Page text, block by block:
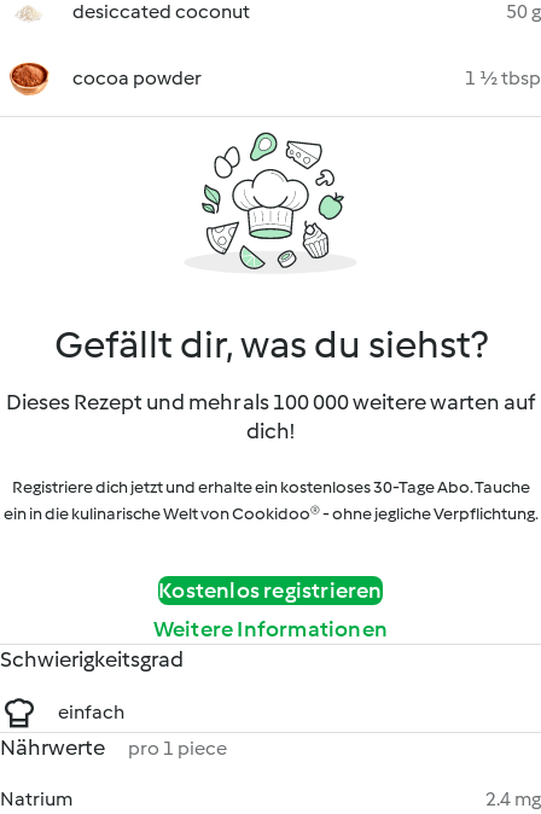
desiccated coconut 50 g
cocoa powder 1 ½ tbsp
Gefällt dir, was du siehst?
Dieses Rezept und mehr als 100 000 weitere warten auf
dich!
Registriere dich jetzt und erhalte ein kostenloses 30-Tage Abo. Tauche
ein in die kulinarische Welt von Cookidoo® - ohne jegliche Verpflichtung.
Kostenlos registrieren
Weitere Informationen
Schwierigkeitsgrad
einfach
Nährwerte pro 1 piece
Natrium
2.4 mg